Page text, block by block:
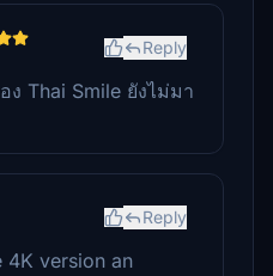
Reply
Thai Smile ยังไม่มา
Reply
4K version an